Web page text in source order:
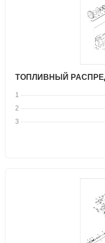
ТОПЛИВНЫЙ
1
2
3